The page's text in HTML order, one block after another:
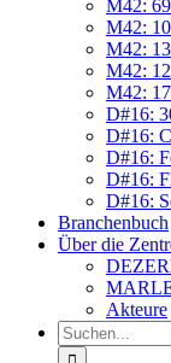
M42:
M42:
M42:
M42:
M42:
D#16:
D#16:
D#16:
D#16:
D#16:
Branchenbuch
Über die
Akteure
Suche
nach: